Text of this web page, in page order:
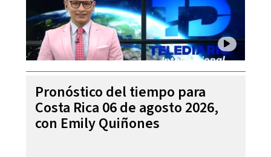
Pronóstico del tiempo para
Costa Rica 06 de agosto 2026,
con Emily Quiñones